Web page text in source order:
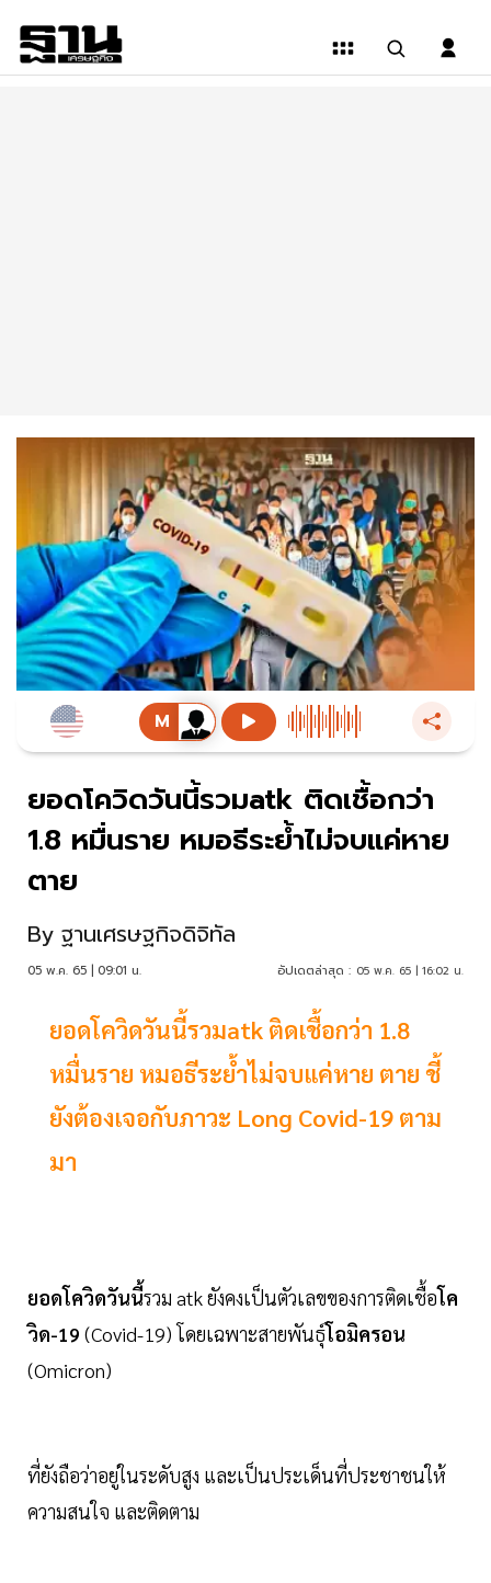
ยอดโควิดวันนี้รวมatk ติดเชื้อกว่า
1.8 หมื่นราย หมอธีระย้ำไม่จบแค่หาย
ตาย
By ฐานเศรษฐกิจดิจิทัล
05 พ.ค. 65 | 09:01 น. อัปเดตล่าสุด : 05 พ.ค. 65 | 16:02 น.
ยอดโควิดวันนี้รวมatk ติดเชื้อกว่า 1.8
หมื่นราย หมอธีระย้ำไม่จบแค่หาย ตาย ชี้
ยังต้องเจอกับภาวะ Long Covid-19 ตาม
มา
ยอดโควิดวันนี้รวม atk ยังคงเป็นตัวเลขของการติดเชื้อโค
วิด-19 (Covid-19) โดยเฉพาะสายพันธุ์โอมิครอน
(Omicron)
ที่ยังถือว่าอยู่ในระดับสูง และเป็นประเด็นที่ประชาชนให้
ความสนใจ และติดตาม